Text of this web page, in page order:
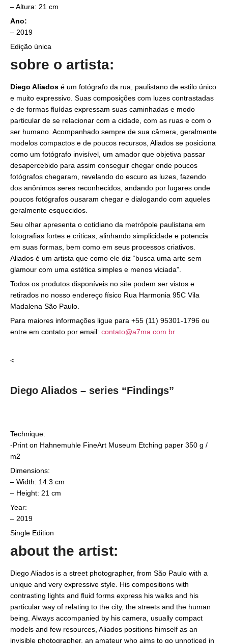
– Altura: 21 cm
Ano:
– 2019
Edição única
sobre o artista:
Diego Aliados é um fotógrafo da rua, paulistano de estilo único
e muito expressivo. Suas composições com luzes contrastadas
e de formas fluídas expressam suas caminhadas e modo
particular de se relacionar com a cidade, com as ruas e com o
ser humano. Acompanhado sempre de sua câmera, geralmente
modelos compactos e de poucos recursos, Aliados se posiciona
como um fotógrafo invisível, um amador que objetiva passar
desapercebido para assim conseguir chegar onde poucos
fotógrafos chegaram, revelando do escuro as luzes, fazendo
dos anônimos seres reconhecidos, andando por lugares onde
poucos fotógrafos ousaram chegar e dialogando com aqueles
geralmente esquecidos.
Seu olhar apresenta o cotidiano da metrópole paulistana em
fotografias fortes e criticas, alinhando simplicidade e potencia
em suas formas, bem como em seus processos criativos.
Aliados é um artista que como ele diz “busca uma arte sem
glamour com uma estética simples e menos viciada”.
Todos os produtos disponíveis no site podem ser vistos e
retirados no nosso endereço físico Rua Harmonia 95C Vila
Madalena São Paulo.
Para maiores informações ligue para +55 (11) 95301-1796 ou
entre em contato por email: contato@a7ma.com.br
<
Diego Aliados – series “Findings”
Technique:
-Print on Hahnemuhle FineArt Museum Etching paper 350 g /
m2
Dimensions:
– Width: 14.3 cm
– Height: 21 cm
Year:
– 2019
Single Edition
about the artist:
Diego Aliados is a street photographer, from São Paulo with a
unique and very expressive style. His compositions with
contrasting lights and fluid forms express his walks and his
particular way of relating to the city, the streets and the human
being. Always accompanied by his camera, usually compact
models and few resources, Aliados positions himself as an
invisible photographer, an amateur who aims to go unnoticed in